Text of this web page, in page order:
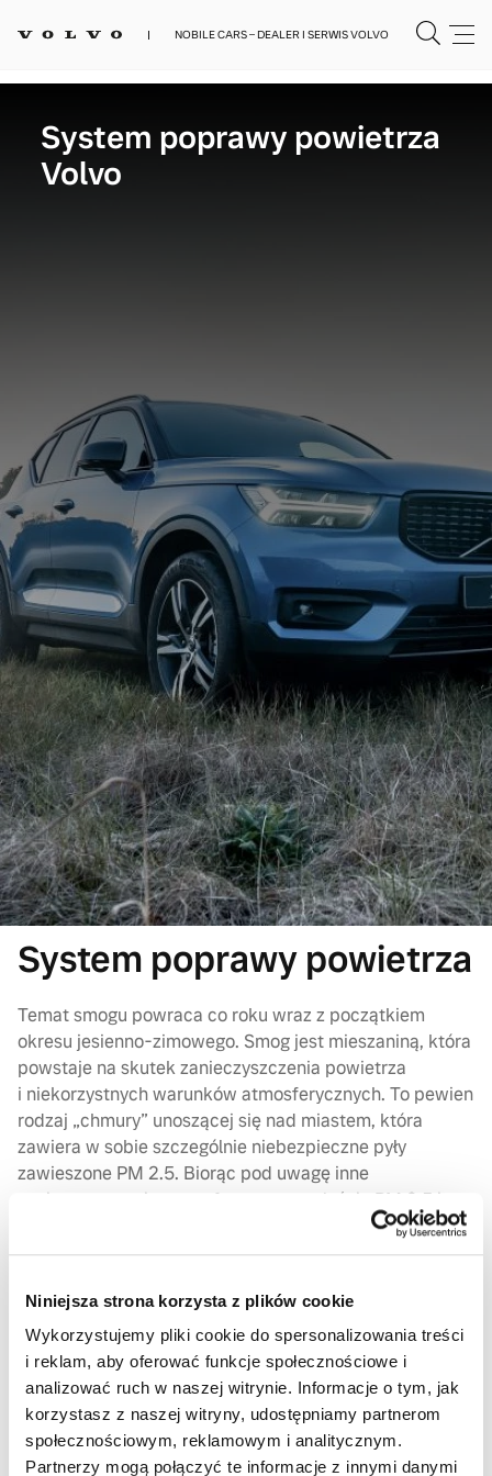
Niniejsza strona korzysta z plików cookie
Wykorzystujemy pliki cookie do spersonalizowania treści
i reklam, aby oferować funkcje społecznościowe i
analizować ruch w naszej witrynie. Informacje o tym, jak
korzystasz z naszej witryny, udostępniamy partnerom
społecznościowym, reklamowym i analitycznym.
Partnerzy mogą połączyć te informacje z innymi danymi
NOBILE CARS – DEALER I SERWIS VOLVO
System poprawy powietrza
Volvo
System poprawy powietrza
Temat smogu powraca co roku wraz z początkiem
okresu jesienno-zimowego. Smog jest mieszaniną, która
powstaje na skutek zanieczyszczenia powietrza
i niekorzystnych warunków atmosferycznych. To pewien
rodzaj „chmury” unoszącej się nad miastem, która
zawiera w sobie szczególnie niebezpieczne pyły
zawieszone PM 2.5. Biorąc pod uwagę inne
zanieczyszczenia atmosferyczne to właśnie PM 2.5 jest
najbardziej szkodliwy dla zdrowia, ze względu na swoją
drobną, niezauważalną strukturę.
Marka Volvo znana na całym świecie ze szczególnego
jazdy. Wprowadzenie ograniczników prędkości czy
kamer monitorujących kierowcę to usprawnienia, które
zwiększają bezpieczeństwo pojazdów. System poprawy
powietrza w samochodach marki Volvo jest natomiast
jednym z ulepszeń mających na celu zadbać o jakość